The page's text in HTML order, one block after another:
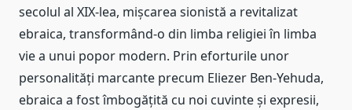
secolul al XIX-lea, mișcarea sionistă a revitalizat
ebraica, transformând-o din limba religiei în limba
vie a unui popor modern. Prin eforturile unor
personalități marcante precum Eliezer Ben-Yehuda,
ebraica a fost îmbogățită cu noi cuvinte și expresii,